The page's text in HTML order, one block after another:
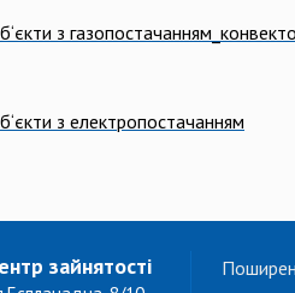
з
з електропостачанням
зайнятості